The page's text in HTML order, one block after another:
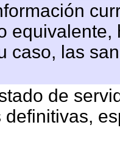
caso, las
de
definitivas,